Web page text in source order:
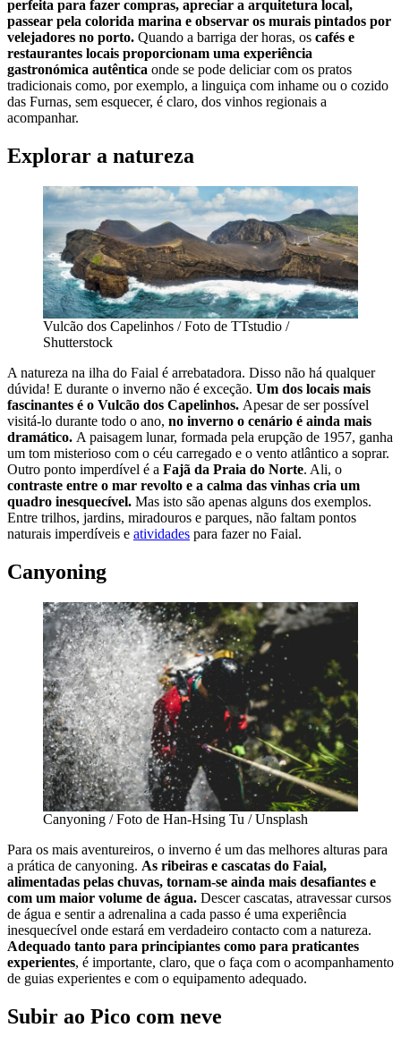
perfeita para fazer compras, apreciar a arquitetura local,
passear pela colorida marina e observar os murais pintados por
velejadores no porto. Quando a barriga der horas, os cafés e
restaurantes locais proporcionam uma experiência
gastronómica autêntica onde se pode deliciar com os pratos
tradicionais como, por exemplo, a linguiça com inhame ou o cozido
das Furnas, sem esquecer, é claro, dos vinhos regionais a
acompanhar.
Explorar a natureza
Vulcão dos Capelinhos / Foto de TTstudio /
Shutterstock
A natureza na ilha do Faial é arrebatadora. Disso não há qualquer
dúvida! E durante o inverno não é exceção. Um dos locais mais
fascinantes é o Vulcão dos Capelinhos. Apesar de ser possível
visitá-lo durante todo o ano, no inverno o cenário é ainda mais
dramático. A paisagem lunar, formada pela erupção de 1957, ganha
um tom misterioso com o céu carregado e o vento atlântico a soprar.
Outro ponto imperdível é a Fajã da Praia do Norte. Ali, o
contraste entre o mar revolto e a calma das vinhas cria um
quadro inesquecível. Mas isto são apenas alguns dos exemplos.
Entre trilhos, jardins, miradouros e parques, não faltam pontos
naturais imperdíveis e atividades para fazer no Faial.
Canyoning
Canyoning / Foto de Han-Hsing Tu / Unsplash
Para os mais aventureiros, o inverno é um das melhores alturas para
a prática de canyoning. As ribeiras e cascatas do Faial,
alimentadas pelas chuvas, tornam-se ainda mais desafiantes e
com um maior volume de água. Descer cascatas, atravessar cursos
de água e sentir a adrenalina a cada passo é uma experiência
inesquecível onde estará em verdadeiro contacto com a natureza.
Adequado tanto para principiantes como para praticantes
experientes, é importante, claro, que o faça com o acompanhamento
de guias experientes e com o equipamento adequado.
Subir ao Pico com neve